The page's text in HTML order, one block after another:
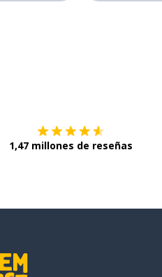
1,47 millones de reseñas